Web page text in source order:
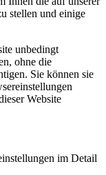
stellen und einige
unbedingt
ohne die
Sie können sie
Website
im Detail